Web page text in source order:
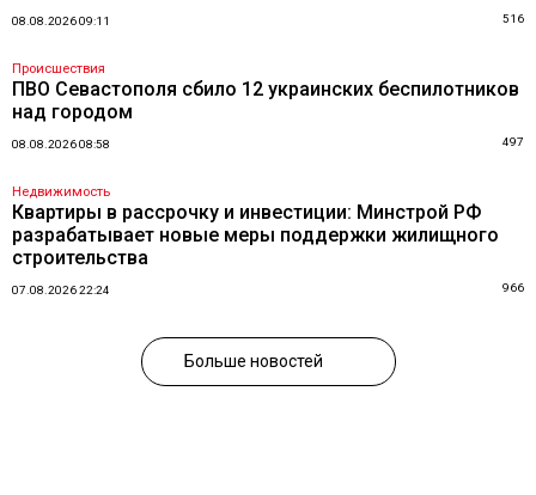
08.08.2026 09:11 516
Происшествия
ПВО Севастополя сбило 12 украинских беспилотников
над городом
08.08.2026 08:58 497
Недвижимость
Квартиры в рассрочку и инвестиции: Минстрой РФ
разрабатывает новые меры поддержки жилищного
строительства
07.08.2026 22:24 966
Больше новостей